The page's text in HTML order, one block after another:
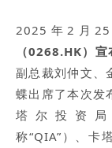
2025年2月25
（0268.HK）
副总裁刘仲文、
蝶出席了本次发
塔尔投资局
称“QIA”）、卡